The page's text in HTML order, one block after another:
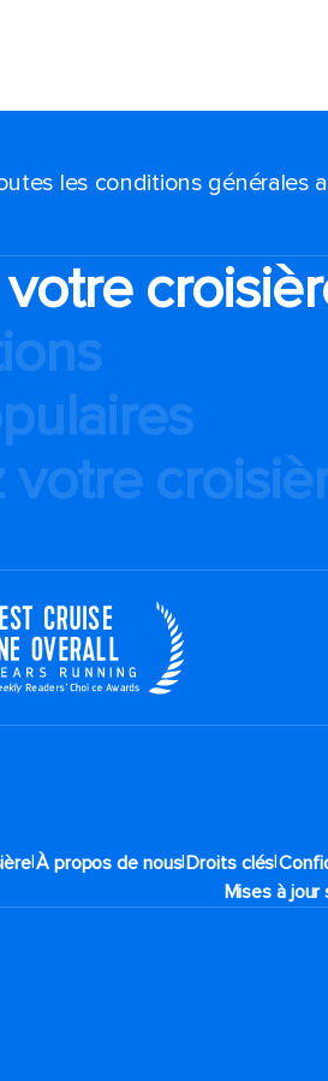
les conditions générales
votre
|À propos de nous|Droits clés|
Mises à